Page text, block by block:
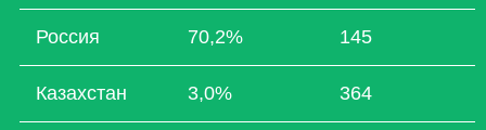
Россия 70,2% 145
Казахстан 3,0% 364